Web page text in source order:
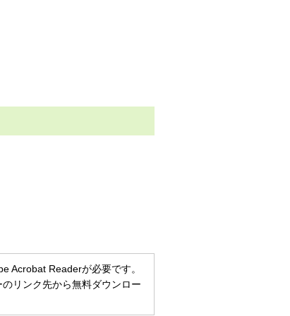
Acrobat Readerが必要です。
リンク先から無料ダウンロー